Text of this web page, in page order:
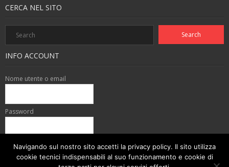
CERCA NEL SITO
INFO ACCOUNT
Nome utente o email
Password
Accedi con:
Password dimenticata? Registrazione
Navigando sul nostro sito accetti la privacy policy. Il sito utilizza
cookie tecnici indispensabili al suo funzionamento e cookie di